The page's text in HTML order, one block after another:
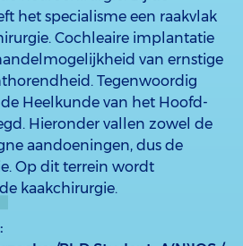
het specialisme een raakvlak
Cochleaire implantatie
van ernstige
Tegenwoordig
Heelkunde van het Hoofd-
Hieronder vallen zowel de
aandoeningen, dus de
Op dit terrein wordt
kaakchirurgie.